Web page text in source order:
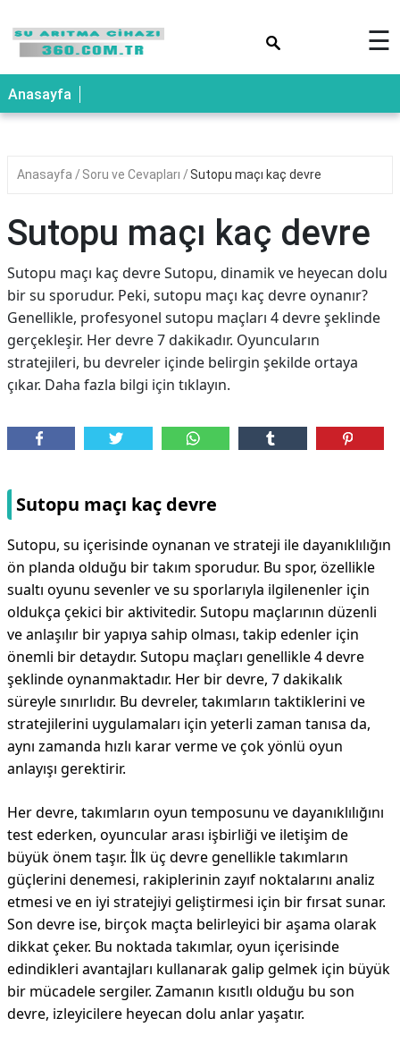
☰
Anasayfa
Anasayfa Soru ve Cevapları Sutopu maçı kaç devre
Sutopu maçı kaç devre
Sutopu maçı kaç devre Sutopu, dinamik ve heyecan dolu
bir su sporudur. Peki, sutopu maçı kaç devre oynanır?
Genellikle, profesyonel sutopu maçları 4 devre şeklinde
gerçekleşir. Her devre 7 dakikadır. Oyuncuların
stratejileri, bu devreler içinde belirgin şekilde ortaya
çıkar. Daha fazla bilgi için tıklayın.
Sutopu maçı kaç devre
Sutopu, su içerisinde oynanan ve strateji ile dayanıklılığın
ön planda olduğu bir takım sporudur. Bu spor, özellikle
sualtı oyunu sevenler ve su sporlarıyla ilgilenenler için
oldukça çekici bir aktivitedir. Sutopu maçlarının düzenli
ve anlaşılır bir yapıya sahip olması, takip edenler için
önemli bir detaydır. Sutopu maçları genellikle 4 devre
şeklinde oynanmaktadır. Her bir devre, 7 dakikalık
süreyle sınırlıdır. Bu devreler, takımların taktiklerini ve
stratejilerini uygulamaları için yeterli zaman tanısa da,
aynı zamanda hızlı karar verme ve çok yönlü oyun
anlayışı gerektirir.
Her devre, takımların oyun temposunu ve dayanıklılığını
test ederken, oyuncular arası işbirliği ve iletişim de
büyük önem taşır. İlk üç devre genellikle takımların
güçlerini denemesi, rakiplerinin zayıf noktalarını analiz
etmesi ve en iyi stratejiyi geliştirmesi için bir fırsat sunar.
Son devre ise, birçok maçta belirleyici bir aşama olarak
dikkat çeker. Bu noktada takımlar, oyun içerisinde
edindikleri avantajları kullanarak galip gelmek için büyük
bir mücadele sergiler. Zamanın kısıtlı olduğu bu son
devre, izleyicilere heyecan dolu anlar yaşatır.